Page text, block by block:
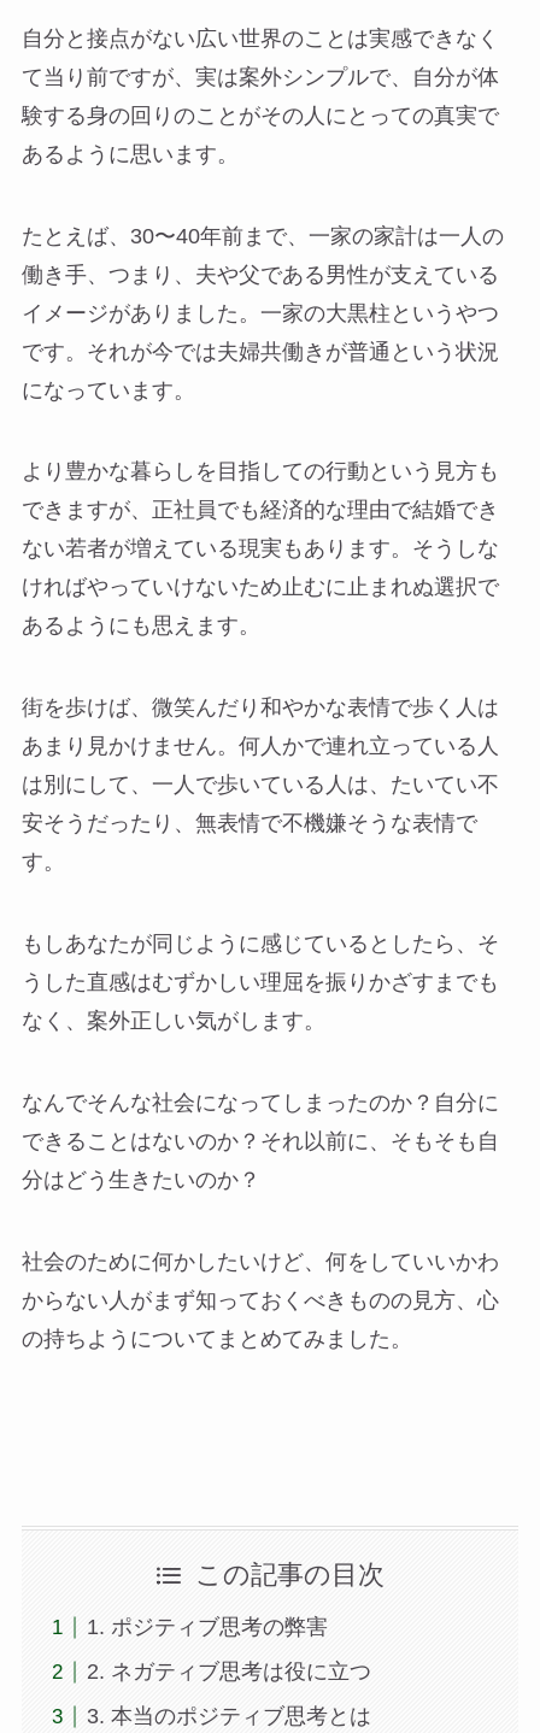
自分と接点がない広い世界のことは実感できなく
て当り前ですが、実は案外シンプルで、自分が体
験する身の回りのことがその人にとっての真実で
あるように思います。
たとえば、30〜40年前まで、一家の家計は一人の
働き手、つまり、夫や父である男性が支えている
イメージがありました。一家の大黒柱というやつ
です。それが今では夫婦共働きが普通という状況
になっています。
より豊かな暮らしを目指しての行動という見方も
できますが、正社員でも経済的な理由で結婚でき
ない若者が増えている現実もあります。そうしな
ければやっていけないため止むに止まれぬ選択で
あるようにも思えます。
街を歩けば、微笑んだり和やかな表情で歩く人は
あまり見かけません。何人かで連れ立っている人
は別にして、一人で歩いている人は、たいてい不
安そうだったり、無表情で不機嫌そうな表情で
す。
もしあなたが同じように感じているとしたら、そ
うした直感はむずかしい理屈を振りかざすまでも
なく、案外正しい気がします。
なんでそんな社会になってしまったのか？自分に
できることはないのか？それ以前に、そもそも自
分はどう生きたいのか？
社会のために何かしたいけど、何をしていいかわ
からない人がまず知っておくべきものの見方、心
の持ちようについてまとめてみました。
この記事の目次
1. ポジティブ思考の弊害
2. ネガティブ思考は役に立つ
3. 本当のポジティブ思考とは